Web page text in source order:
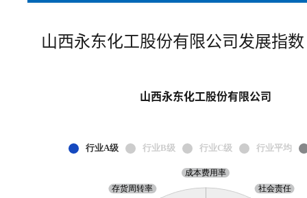
山西永东化工股份有限公司发展指数
山西永东化工股份有限公司